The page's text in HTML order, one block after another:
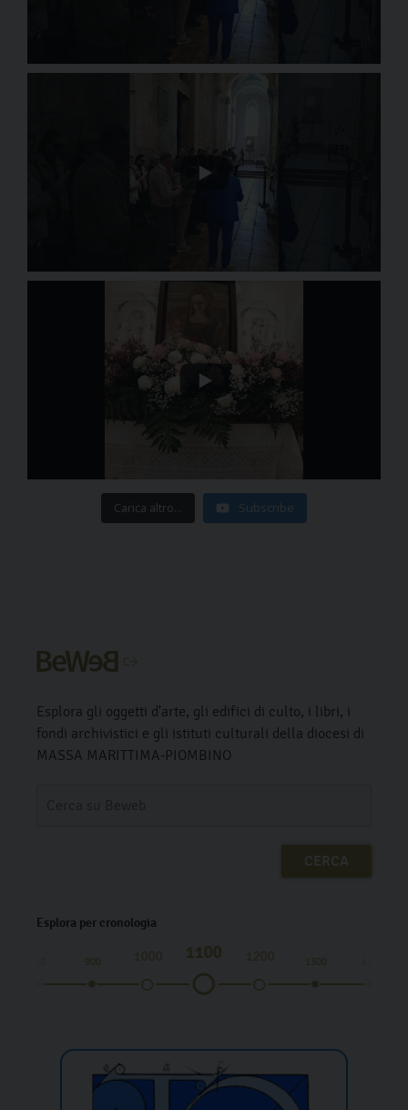
Carica altro... Subscribe
Esplora gli oggetti d'arte, gli edifici di culto, i libri, i
fondi archivistici e gli istituti culturali della diocesi di
MASSA MARITTIMA-PIOMBINO
Esplora per cronologia
900 1000 1100 1200 1300